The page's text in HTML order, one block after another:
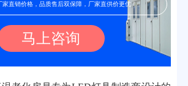
家直销价格，品质售后双保障，厂家直供价更优！
马上咨询